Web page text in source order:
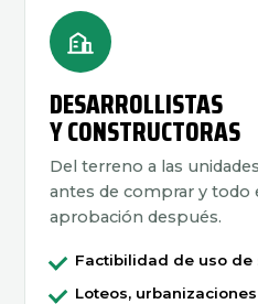
DESARROLLISTAS
Y CONSTRUCTORAS
Del terreno a las
antes de comprar y todo
aprobación después.
Factibilidad de uso de
Loteos, urbanizaciones